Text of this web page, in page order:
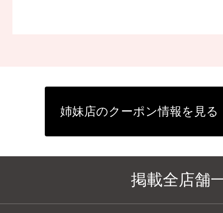
姉妹店のクーポン情報を見る
掲載全店舗